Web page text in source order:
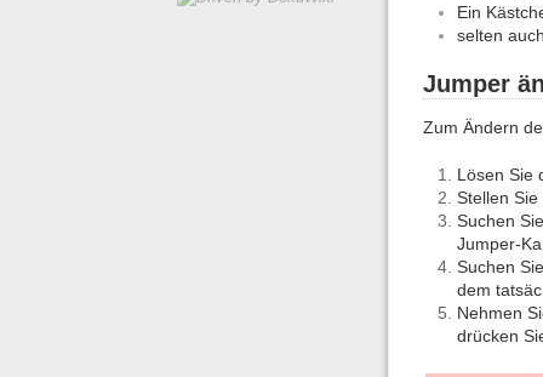
Ein
selten
Jumper
Zum Ändern
Lösen Sie
Stellen
Suchen
Jumper-
Suchen
dem
Nehmen
drücken